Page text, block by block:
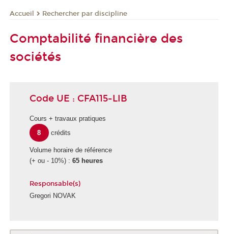
Accueil Rechercher par discipline
Comptabilité financière des
sociétés
Code UE : CFA115-LIB
Cours + travaux pratiques
8
crédits
Volume horaire de référence
(+ ou - 10%) : 65 heures
Responsable(s)
Gregori NOVAK